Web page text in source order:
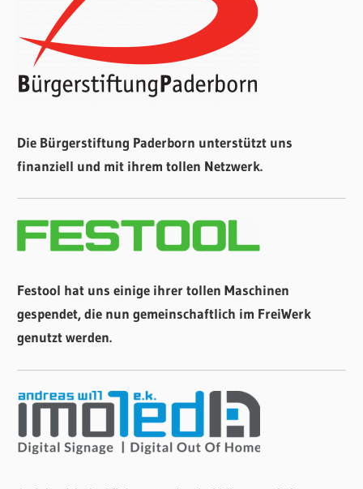
Die Bürgerstiftung Paderborn unterstützt uns
finanziell und mit ihrem tollen Netzwerk.
Festool hat uns einige ihrer tollen Maschinen
gespendet, die nun gemeinschaftlich im FreiWerk
genutzt werden.